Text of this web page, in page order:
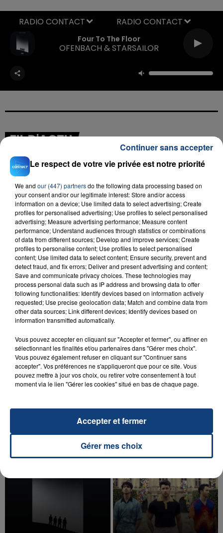
Four To The Floor
OFENBACH & STARSAILOR
RADIO CONTACT
FIL D'ACTU
23 juillet 2026
INCENDIE MORTEL À LENS : UNE FEMME ET
SON BÉBÉ ENTRE LA VIE ET LA...
Un homme s'est immolé par le feu après avoir
aspergé sa compagne et leur bébé de trois mois
d'un liquide inflammable.
20 juillet 2026
UNE ADOLESCENTE DEVANT SE FAIRE
OPÉRER DE LA CHEVILLE RESSORT DE LA...
reconnu sa responsabilité et présenté ses
TITRES DIFFUSÉS
14h40
14h40 14h34
14h34
Le respect de votre vie privée est notre priorité
We and our (447) partnersdo the following data processing based on
your consent and/or our legitimate interest: Store and/or access
information on a device; Use limited data to select advertising; Create
profiles for personalised advertising; Use profiles to select personalised
advertising; Measure advertising performance; Measure content
performance; Understand audiences through statistics or combinations
of data from different sources; Develop and improve services; Create
profiles to personalise content; Use profiles to select personalised
content; Use limited data to select content; Ensure security, prevent and
detect fraud, and fix errors; Deliver and present advertising and content;
Save and communicate privacy choices. These technologies may
process personal data such as IP address and browsing data to offer
following functionalities: Identify devices based on information actively
requested; Use precise geolocation data; Match and combine data from
other data sources; Link different devices; Identify devices based on
information transmitted automatically.
Vous pouvez accepter en cliquant sur "Accepter et fermer", ou affiner en
sélectionnant les finalités et/ou partenaires dans "Gérer mes choix".
Vous pouvez également refuser en cliquant sur "Continuer sans
accepter". Vos préférences ne s'appliqueront que pour ce site. Vous
pouvez mettre à jour vos choix, ou retirer votre consentement à tout
moment via le lien "Gérer les cookies" situé en bas de chaque page.
Gérer mes choix
Accepter et fermer
Continuer sans accepter